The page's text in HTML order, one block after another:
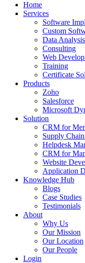
Home
Services
Software
Custom
Data Analysis
Consulting
Web
Training
Certificate
Products
Zoho
Salesforce
Microsoft
Solution
CRM for
Supply
Helpdesk
CRM for
Website
Application
Knowledge Hub
Blogs
Case Studies
Testimonials
About
Why Us
Our Mission
Our Location
Our People
Login